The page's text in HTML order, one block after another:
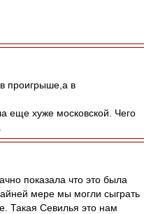
проигрыше,а в
еще хуже московской. Чего
показала что это была
мере мы могли сыграть
Такая Севилья это нам